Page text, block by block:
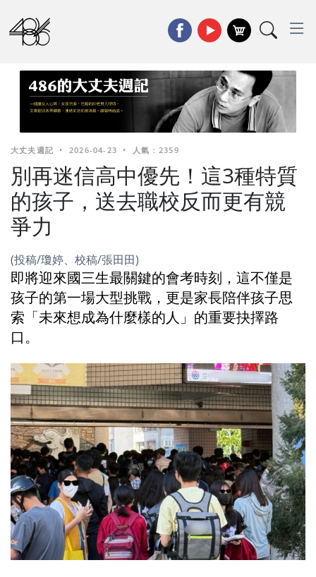
大丈夫週記 • 2026-04-23 • 人氣 : 2359
別再迷信高中優先！這3種特質
的孩子，送去職校反而更有競
爭力
(投稿/瓊婷、校稿/張田田)
即將迎來國三生最關鍵的會考時刻，這不僅是
孩子的第一場大型挑戰，更是家長陪伴孩子思
索「未來想成為什麼樣的人」的重要抉擇路
口。